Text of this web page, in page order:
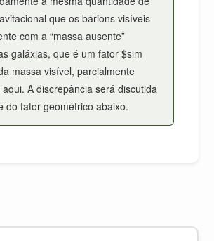
que os bárions visíveis
com a “massa ausente”
galáxias, que é um fator $sim
massa visível, parcialmente
A discrepância será discutida
do fator geométrico abaixo.